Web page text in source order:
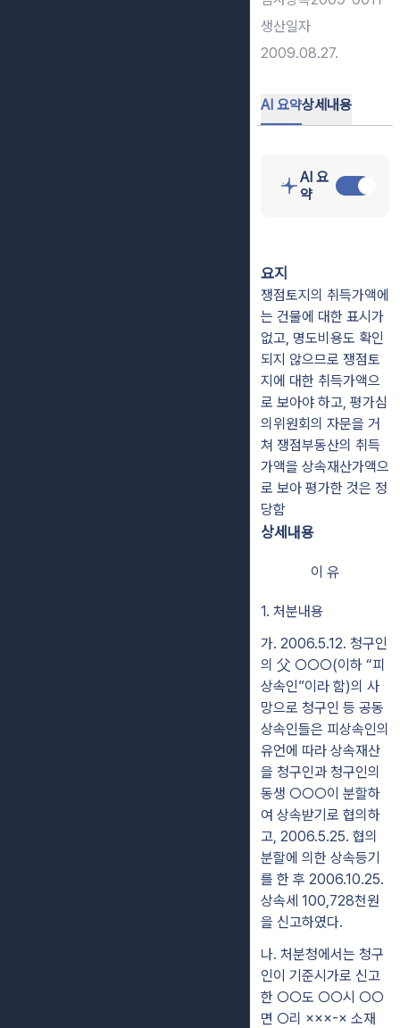
생산일자
2009.08.27.
AI 요약상세내용
AI 요
약
요지
쟁점토지의 취득가액에
는 건물에 대한 표시가
없고, 명도비용도 확인
되지 않으므로 쟁점토
지에 대한 취득가액으
로 보아야 하고, 평가심
의위원회의 자문을 거
쳐 쟁점부동산의 취득
가액을 상속재산가액으
로 보아 평가한 것은 정
당함
상세내용
이 유
1. 처분내용
가. 2006.5.12. 청구인
의 父 ○○○(이하 “피
상속인”이라 함)의 사
망으로 청구인 등 공동
상속인들은 피상속인의
유언에 따라 상속재산
을 청구인과 청구인의
동생 ○○○이 분할하
여 상속받기로 협의하
고, 2006.5.25. 협의
분할에 의한 상속등기
를 한 후 2006.10.25.
상속세 100,728천원
을 신고하였다.
나. 처분청에서는 청구
인이 기준시가로 신고
한 ○○도 ○○시 ○○
면 ○리 ×××-× 소재